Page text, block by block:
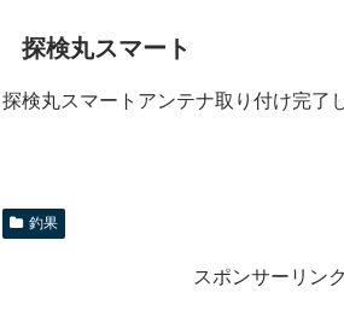
探検丸スマート
探検丸スマートアンテナ取り付け完了
釣果
スポンサーリンク